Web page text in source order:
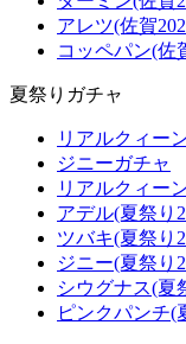
アレツ(佐賀
コッペパン(佐
夏祭りガチャ
リアルクィー
ジニーガチャ
リアルクィー
アデル(夏祭り
ツバキ(夏祭り
ジニー(夏祭り
シウグナス(夏
ピンクパンチ(